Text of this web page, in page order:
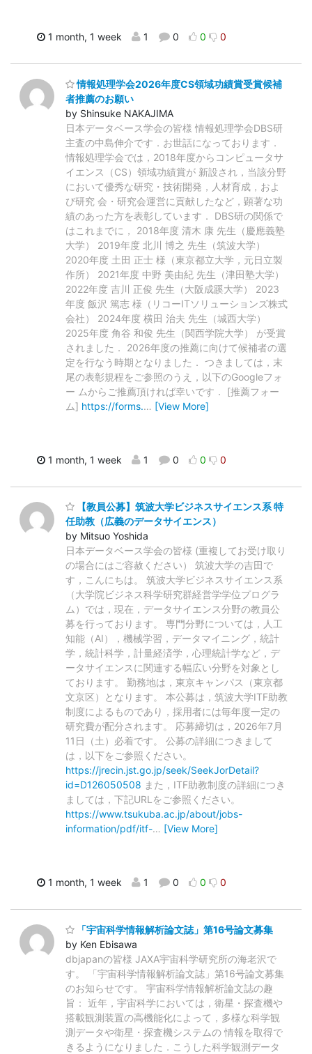
1 month, 1 week 1 0 0 0
情報処理学会2026年度CS領域功績賞受賞候補
者推薦のお願い
by Shinsuke NAKAJIMA
日本データベース学会の皆様 情報処理学会DBS研
主査の中島伸介です．お世話になっております．
情報処理学会では，2018年度からコンピュータサ
イエンス（CS）領域功績賞が 新設され，当該分野
において優秀な研究・技術開発，人材育成，およ
び研究 会・研究会運営に貢献したなど，顕著な功
績のあった方を表彰しています． DBS研の関係で
はこれまでに， 2018年度 清木 康 先生（慶應義塾
大学） 2019年度 北川 博之 先生（筑波大学）
2020年度 土田 正士 様（東京都立大学，元日立製
作所） 2021年度 中野 美由紀 先生（津田塾大学）
2022年度 吉川 正俊 先生（大阪成蹊大学） 2023
年度 飯沢 篤志 様（リコーITソリューションズ株式
会社） 2024年度 横田 治夫 先生（城西大学）
2025年度 角谷 和俊 先生（関西学院大学） が受賞
されました． 2026年度の推薦に向けて候補者の選
定を行なう時期となりました． つきましては，末
尾の表彰規程をご参照のうえ，以下のGoogleフォ
ー ムからご推薦頂ければ幸いです． [推薦フォー
ム] https://forms.… [View More]
1 month, 1 week 1 0 0 0
【教員公募】筑波大学ビジネスサイエンス系 特
任助教（広義のデータサイエンス）
by Mitsuo Yoshida
日本データベース学会の皆様 (重複してお受け取り
の場合にはご容赦ください） 筑波大学の吉田で
す，こんにちは。 筑波大学ビジネスサイエンス系
（大学院ビジネス科学研究群経営学学位プログラ
ム）では，現在，データサイエンス分野の教員公
募を行っております。 専門分野については，人工
知能（AI），機械学習，データマイニング，統計
学，統計科学，計量経済学，心理統計学など，デ
ータサイエンスに関連する幅広い分野を対象とし
ております。 勤務地は，東京キャンパス（東京都
文京区）となります。 本公募は，筑波大学ITF助教
制度によるものであり，採用者には毎年度一定の
研究費が配分されます。 応募締切は，2026年7月
11日（土）必着です。 公募の詳細につきまして
は，以下をご参照ください。
https://jrecin.jst.go.jp/seek/SeekJorDetail?
id=D126050508 また，ITF助教制度の詳細につき
ましては，下記URLをご参照ください。
https://www.tsukuba.ac.jp/about/jobs-
information/pdf/itf-… [View More]
1 month, 1 week 1 0 0 0
「宇宙科学情報解析論文誌」第16号論文募集
by Ken Ebisawa
dbjapanの皆様 JAXA宇宙科学研究所の海老沢で
す。 「宇宙科学情報解析論文誌」第16号論文募集
のお知らせです。 宇宙科学情報解析論文誌の趣
旨： 近年，宇宙科学においては，衛星・探査機や
搭載観測装置の高機能化によって，多様な科学観
測データや衛星・探査機システムの 情報を取得で
きるようになりました．こうした科学観測データ